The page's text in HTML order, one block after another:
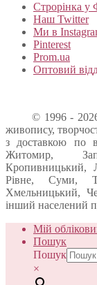
Строрінка у
Наш Twitter
Ми в
Pinterest
Prom.ua
Оптовий
© 1996 - 2026
живопису,
з доставкою по
Житомир,
Кропивницький,
Рівне, Суми,
Хмельницький,
інший населений
Мій
Пошук
Пошук
×